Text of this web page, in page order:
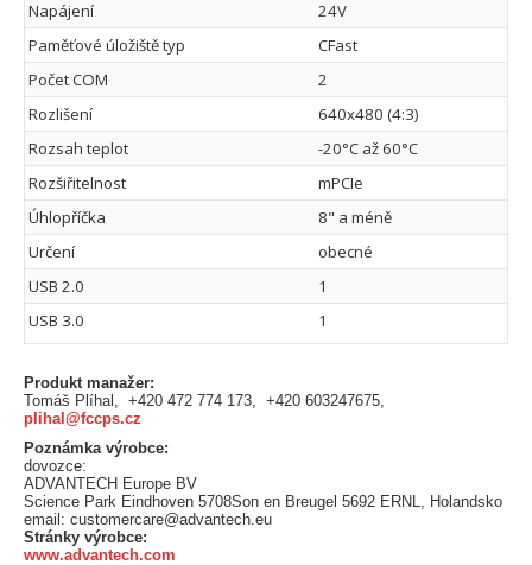
Napájení
24V
Paměťové úložiště typ
CFast
Počet COM
2
Rozlišení
640x480 (4:3)
Rozsah teplot
-20°C až 60°C
Rozšiřitelnost
mPCIe
Úhlopříčka
8" a méně
Určení
obecné
USB 2.0
1
USB 3.0
1
Produkt manažer:
Tomáš Plíhal, +420 472 774 173, +420 603247675,
plihal@fccps.cz
Poznámka výrobce:
dovozce:
ADVANTECH Europe BV
Science Park Eindhoven 5708Son en Breugel 5692 ERNL, Holandsko
email: customercare@advantech.eu
Stránky výrobce:
www.advantech.com